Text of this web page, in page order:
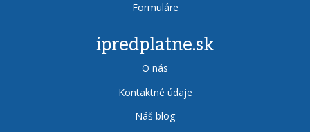
Formuláre
ipredplatne.sk
O nás
Kontaktné údaje
Náš blog